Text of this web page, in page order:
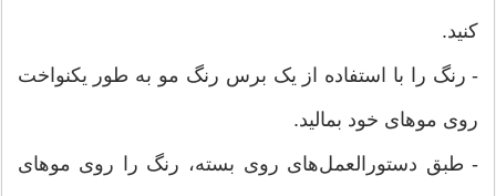
کنید.
- رنگ را با استفاده از یک برس رنگ مو به طور یکنواخت
روی موهای خود بمالید.
- طبق دستورالعمل‌های روی بسته، رنگ را روی موهای